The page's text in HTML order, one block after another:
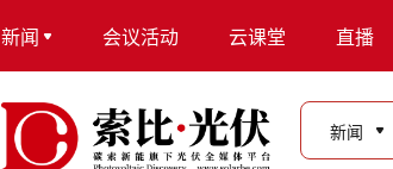
新闻 会议活动 云课堂 直播
新闻